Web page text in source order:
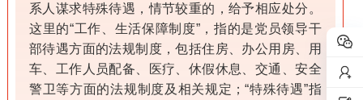
系人谋求特殊待遇，情节较重的，给予相应处分。
这里的“工作、生活保障制度”，指的是党员领导干
部待遇方面的法规制度，包括住房、办公用房、用
车、工作人员配备、医疗、休假休息、交通、安全
警卫等方面的法规制度及相关规定；“特殊待遇”指